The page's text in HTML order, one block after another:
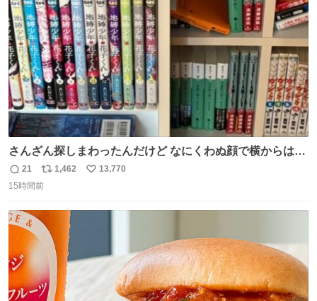
数
さんざん探しまわったんだけど なにくわぬ顔で横からはえ
てた
返
信
21
リ
ポ
ト
数
1,462
い
13,770
15時間前